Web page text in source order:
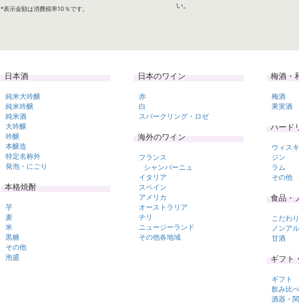
*表示金額は消費税率10％です。
い。
日本酒
純米大吟醸
純米吟醸
純米酒
大吟醸
吟醸
本醸造
特定名称外
発泡・にごり
本格焼酎
芋
麦
米
黒糖
その他
泡盛
日本のワイン
赤
白
スパークリング・ロゼ
海外のワイン
フランス
シャンパーニュ
イタリア
スペイン
アメリカ
オーストラリア
チリ
ニュージーランド
その他各地域
梅酒・
梅酒
果実酒
ハード
ウィス
ジン
ラム
その他
食品・
こだわ
ノンア
甘酒
ギフト
ギフト
飲み比
酒器・